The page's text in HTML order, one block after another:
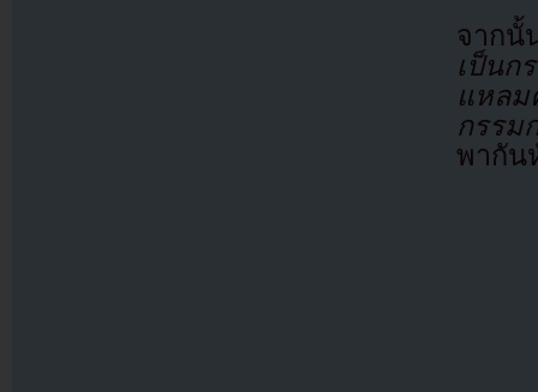
จาก
เป็น
แหล
กรรม
พากัน